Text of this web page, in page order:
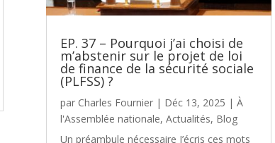
EP. 37 – Pourquoi j’ai choisi de
m’abstenir sur le projet de loi
de finance de la sécurité sociale
(PLFSS) ?
par Charles Fournier| Déc 13, 2025 | À
l'Assemblée nationale, Actualités, Blog
Un préambule nécessaire J’écris ces mots